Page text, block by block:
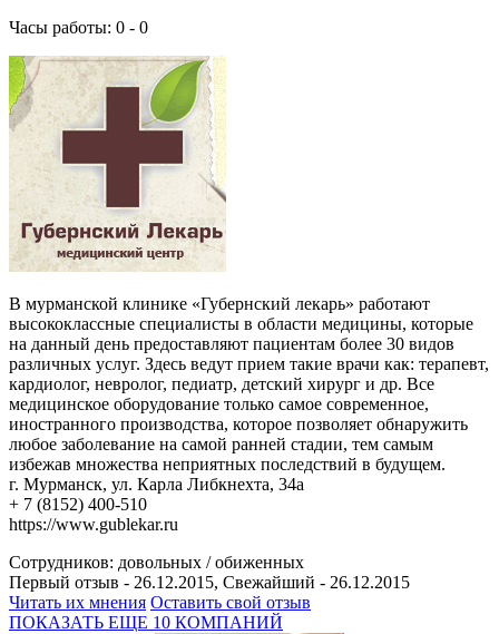
Часы работы: 0 - 0
В мурманской клинике «Губернский лекарь» работают
высококлассные специалисты в области медицины, которые
на данный день предоставляют пациентам более 30 видов
различных услуг. Здесь ведут прием такие врачи как: терапевт,
кардиолог, невролог, педиатр, детский хирург и др. Все
медицинское оборудование только самое современное,
иностранного производства, которое позволяет обнаружить
любое заболевание на самой ранней стадии, тем самым
избежав множества неприятных последствий в будущем.
г. Мурманск, ул. Карла Либкнехта, 34а
+ 7 (8152) 400-510
https://www.gublekar.ru
Сотрудников: довольных /обиженных
Первый отзыв - 26.12.2015, Свежайший - 26.12.2015
Читать их мнения Оставить свой отзыв
ПОКАЗАТЬ ЕЩЕ 10 КОМПАНИЙ